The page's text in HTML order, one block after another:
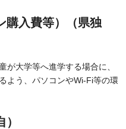
購入費等）（県独
が大学等へ進学する場合に、
よう、パソコンやWi-Fi等の環